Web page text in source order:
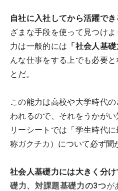
自社に入社してから活躍で
ざまな手段を使って見つけ
力は一般的には 「社会人基礎
んな仕事をする上でも必要
とだ。
この能力は高校や大学時代
われるので、それをうかが
リーシートでは「学生時代
称ガクチカ）について必ず聞
社会人基礎力には大きく分
礎力、対課題基礎力の3つが